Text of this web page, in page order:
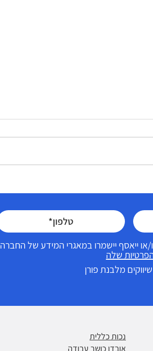
או ייאסף יישמרו במאגרי המידע של החברה
שלה
מלבנת פורן
אלה הנמצאות בסיכון מוגבר
נכות כללית
אובדן כושר עבודה